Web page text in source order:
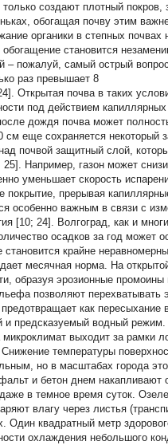
только создают плотный
обогащая почву этим
органики в степных
обогащение становится
– пожалуй, самый острый
раз превышает 8
Открытая почва в таких
под действием
дождя почва может
см еще сохраняется некоторый
почвой защитный слой,
Например, газон может
уменьшает скорость
покрытие, прерывая
особенно важным в связи с
[10; 24]. Волгоград, как и
осадков за год может
становится крайне
месячная норма. На
образуя эрозионные
позволяют
как
и предсказуемый водный режим.
микроклимат выходит за
температуры
но в масштабах города
и бетон днем накапливают
в темное время суток.
влагу через листья
Один квадратный метр
охлаждения небольшого